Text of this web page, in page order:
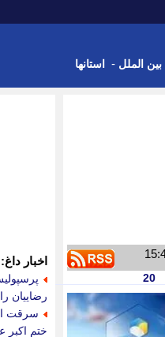
بین الملل - استانها
20
اخبار داغ:
رضاییان
سرقت
ختم اکبر